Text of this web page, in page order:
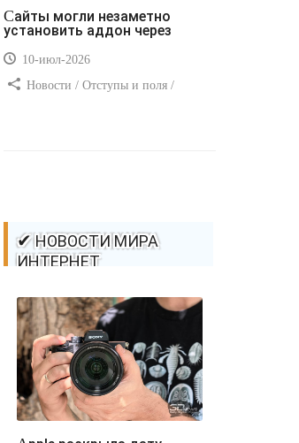
Сайты могли незаметно
установить аддон через
10-июл-2026
Новости / Отступы и поля /
✔ НОВОСТИ МИРА
ИНТЕРНЕТ